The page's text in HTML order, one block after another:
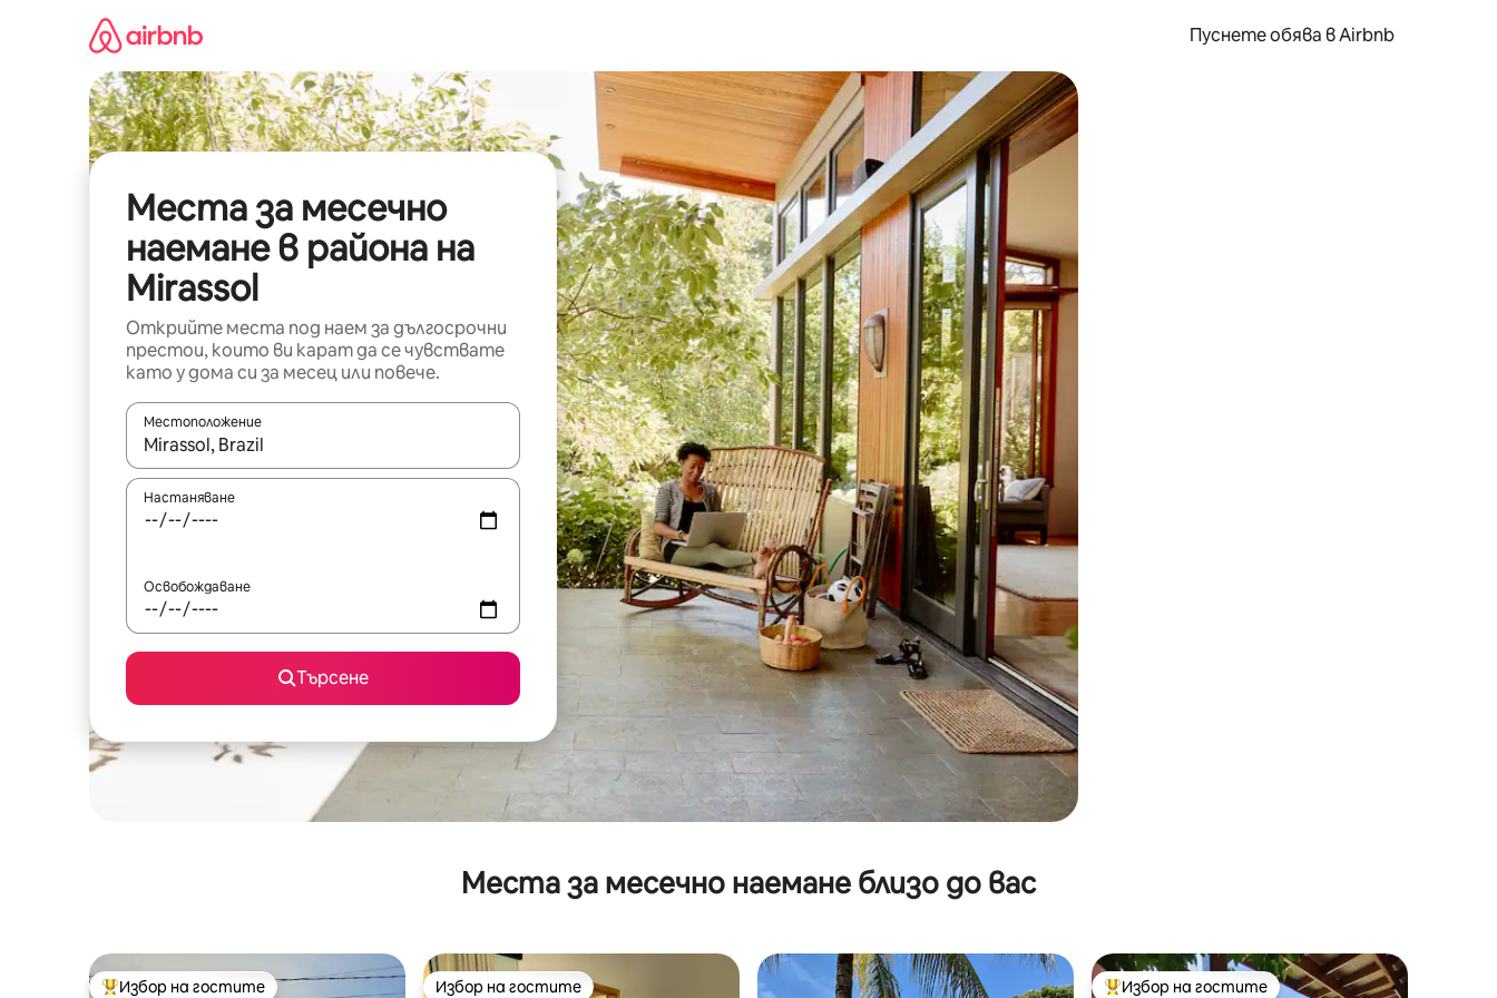
съдържанието
Пуснете обява в Airbnb
Места за месечно
наемане в района на
Mirassol
Открийте места под наем за дългосрочни
престои, които ви карат да се чувствате
като у дома си за месец или повече.
Местоположение
Когато резултатите се покажат, използвайте клавишите със стрелки нагоре и надолу или навигирайте с докосване или плъзгане.
Настаняване
Освобождаване
Търсене
Места за месечно наемане близо до вас
Избор на гостите Избор на гостите Избор на гостите